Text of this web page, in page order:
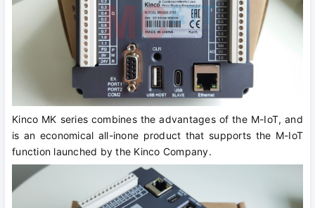
Kinco MK series combines the advantages of the M-IoT, and
is an economical all-inone product that supports the M-IoT
function launched by the Kinco Company.